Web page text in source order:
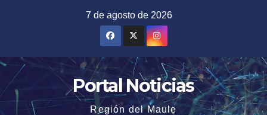
7 de agosto de 2026
Portal Noticias
Región del Maule